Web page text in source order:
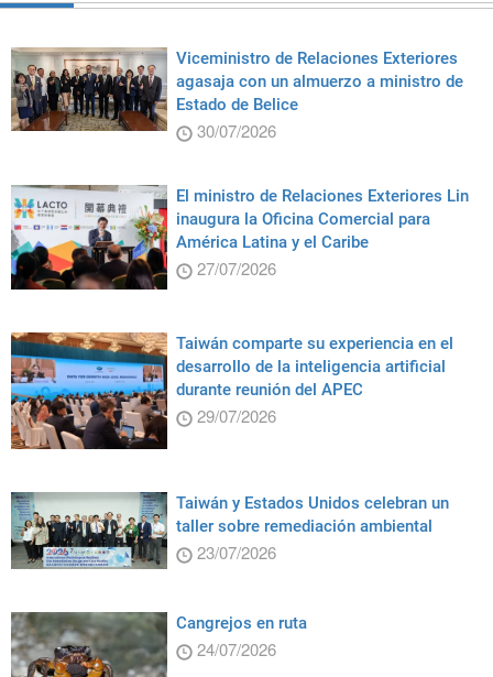
Viceministro de Relaciones Exteriores
agasaja con un almuerzo a ministro de
Estado de Belice
30/07/2026
El ministro de Relaciones Exteriores Lin
inaugura la Oficina Comercial para
América Latina y el Caribe
27/07/2026
Taiwán comparte su experiencia en el
desarrollo de la inteligencia artificial
durante reunión del APEC
29/07/2026
Taiwán y Estados Unidos celebran un
taller sobre remediación ambiental
23/07/2026
Cangrejos en ruta
24/07/2026